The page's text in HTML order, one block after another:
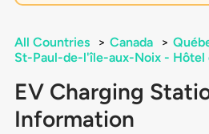
All Countries > Canada >
St-Paul-de-l'île-aux-Noix - Hôtel
EV Charging
Information